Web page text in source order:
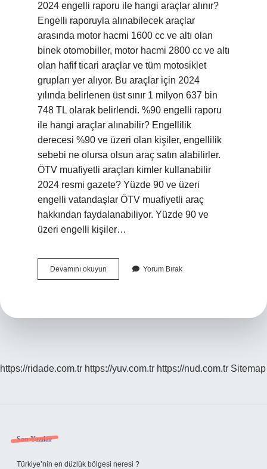
2024 engelli raporu ile hangi araçlar alınır?
Engelli raporuyla alınabilecek araçlar
arasında motor hacmi 1600 cc ve altı olan
binek otomobiller, motor hacmi 2800 cc ve altı
olan hafif ticari araçlar ve tüm motosiklet
grupları yer alıyor. Bu araçlar için 2024
yılında belirlenen üst sınır 1 milyon 637 bin
748 TL olarak belirlendi. %90 engelli raporu
ile hangi araçlar alınabilir? Engellilik
derecesi %90 ve üzeri olan kişiler, engellilik
sebebi ne olursa olsun araç satın alabilirler.
ÖTV muafiyetli araçları kimler kullanabilir
2024 resmi gazete? Yüzde 90 ve üzeri
engelli vatandaşlar ÖTV muafiyetli araç
hakkından faydalanabiliyor. Yüzde 90 ve
üzeri engelli kişiler…
Devamını okuyun
Rapor
Yorum Bırak
https://ridade.com.tr https://yuv.com.tr https://nud.com.tr Sitemap
Sidebar
Son Yazılar
Türkiye’nin en düzlük bölgesi neresi ?